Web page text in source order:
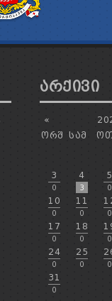
ᲐᲠᲥᲘᲕᲘ
«
ᲝᲠᲨ
ᲡᲐᲛ
3
0
4
3
5
0
10
0
11
0 0
17
0
18
0 0
24
0
25
0 0
31
0